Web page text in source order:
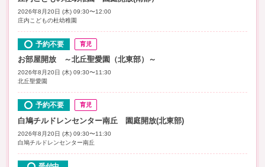
2026年8月20日 (木) 09:30〜12:00
庄内こどもの杜幼稚園
予約不要 育児
お部屋開放 ～北丘聖愛園（北東部）～
2026年8月20日 (木) 09:30〜11:30
北丘聖愛園
予約不要 育児
白鳩チルドレンセンター南丘 園庭開放(北東部)
2026年8月20日 (木) 09:30〜11:30
白鳩チルドレンセンター南丘